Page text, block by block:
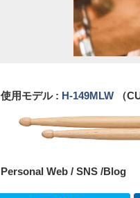
使用モデル : H-149MLW （
Personal Web / SNS /Blog